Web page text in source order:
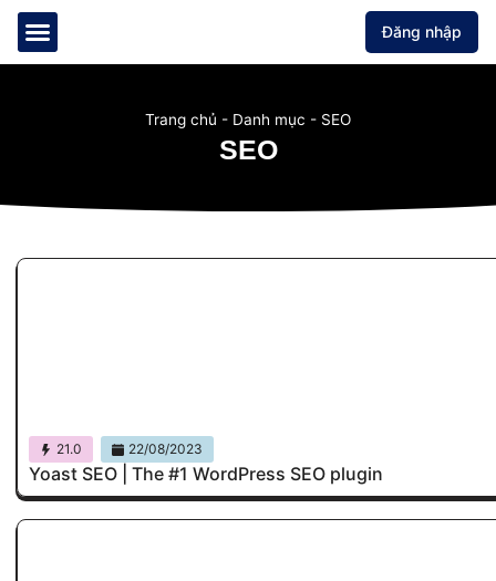
Nhảy
nội
Đăng nhập
Trang chủ - Danh mục - SEO
SEO
21.0 22/08/2023
Yoast SEO | The #1 WordPress SEO plugin